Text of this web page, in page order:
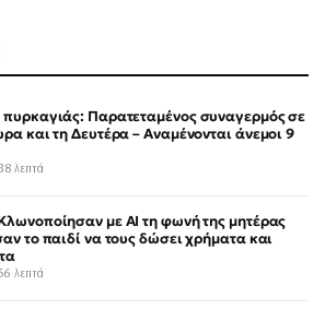
πυρκαγιάς: Παρατεταμένος συναγερμός σε
και τη Δευτέρα – Αναμένονται άνεμοι 9
λεπτά
με AI τη φωνή της μητέρας
το παιδί να τους δώσει χρήματα και
λεπτά